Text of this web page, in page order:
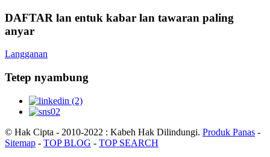
DAFTAR lan entuk kabar lan tawaran paling
anyar
Langganan
Tetep nyambung
© Hak Cipta - 2010-2022 : Kabeh Hak Dilindungi. Produk Panas -
Sitemap - TOP BLOG - TOP SEARCH